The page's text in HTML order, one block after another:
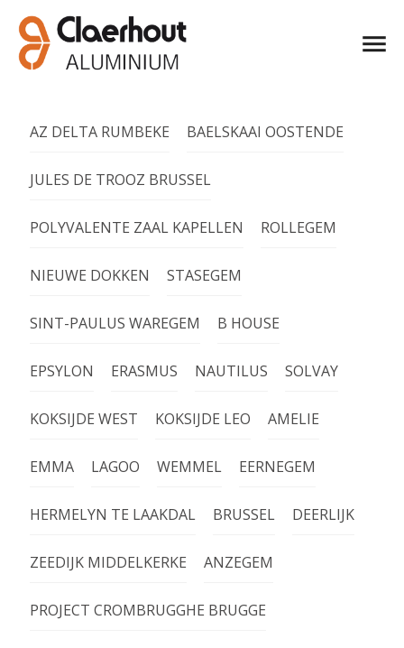
AZ DELTA RUMBEKE BAELSKAAI OOSTENDE
JULES DE TROOZ BRUSSEL
POLYVALENTE ZAAL KAPELLEN ROLLEGEM
NIEUWE DOKKEN STASEGEM
SINT-PAULUS WAREGEM B HOUSE
EPSYLON ERASMUS NAUTILUS SOLVAY
KOKSIJDE WEST KOKSIJDE LEO AMELIE
EMMA LAGOO WEMMEL EERNEGEM
HERMELYN TE LAAKDAL BRUSSEL DEERLIJK
ZEEDIJK MIDDELKERKE ANZEGEM
PROJECT CROMBRUGGHE BRUGGE